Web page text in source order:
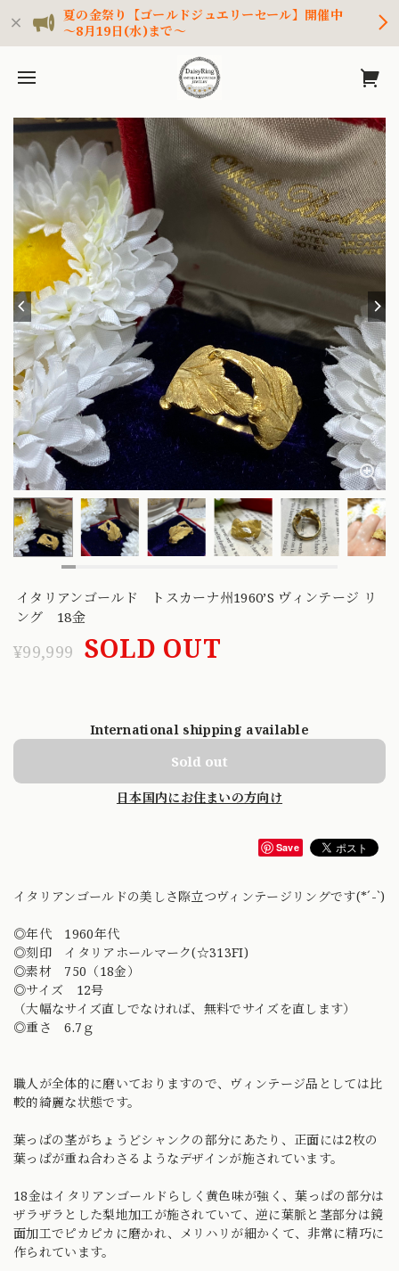
夏の金祭り【ゴールドジュエリーセール】開催中
～8月19日(水)まで～
イタリアンゴールド トスカーナ州1960’S ヴィンテージ リ
ング 18金
¥99,999 SOLD OUT
International shipping available
Sold out
日本国内にお住まいの方向け
Save
イタリアンゴールドの美しさ際立つヴィンテージリングです(*´-`)
◎年代 1960年代
◎刻印 イタリアホールマーク(☆313FI)
◎素材 750（18金）
◎サイズ 12号
（大幅なサイズ直しでなければ、無料でサイズを直します）
◎重さ 6.7ｇ
職人が全体的に磨いておりますので、ヴィンテージ品としては比
較的綺麗な状態です。
葉っぱの茎がちょうどシャンクの部分にあたり、正面には2枚の
葉っぱが重ね合わさるようなデザインが施されています。
18金はイタリアンゴールドらしく黄色味が強く、葉っぱの部分は
ザラザラとした梨地加工が施されていて、逆に葉脈と茎部分は鏡
面加工でピカピカに磨かれ、メリハリが細かくて、非常に精巧に
作られています。